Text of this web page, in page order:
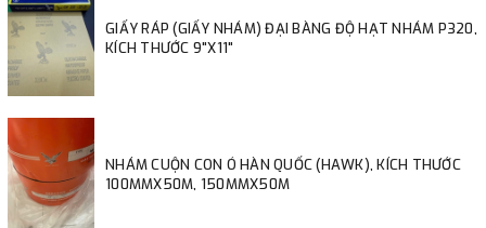
GIẤY RÁP (GIẤY NHÁM) ĐẠI BÀNG ĐỘ HẠT NHÁM P320,
KÍCH THƯỚC 9"X11"
NHÁM CUỘN CON Ó HÀN QUỐC (HAWK), KÍCH THƯỚC
100MMX50M, 150MMX50M